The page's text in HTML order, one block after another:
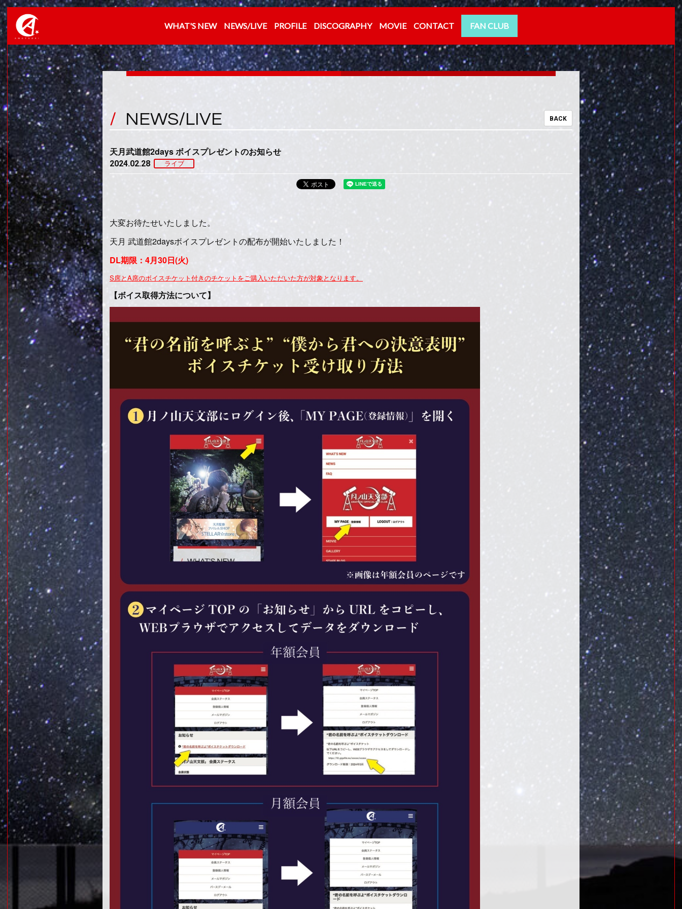
WHAT'S NEW NEWS/LIVE PROFILE DISCOGRAPHY MOVIE CONTACT FAN CLUB
NEWS/LIVE BACK
天月武道館2days ボイスプレゼントのお知らせ
2024.02.28 ライブ
大変お待たせいたしました。
天月 武道館2daysボイスプレゼントの配布が開始いたしました！
DL期限：4月30日(火)
S席とA席のボイスチケット付きのチケットをご購入いただいた方が対象となります。
【ボイス取得方法について】